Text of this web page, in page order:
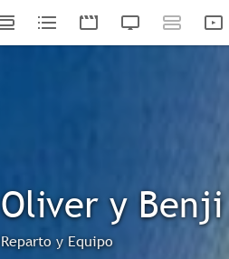
Oliver y Benji
Reparto y Equipo